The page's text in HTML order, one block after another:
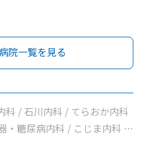
院一覧を見る
科 / 石川内科 / てらおか内科
・糖尿病内科 / こじま内科 /